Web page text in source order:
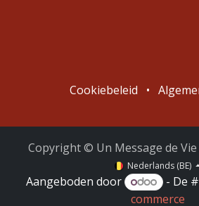
Cookiebeleid •
Copyright © Un Message de Vie
Nederlands (BE)
Aangeboden door - De
commerce